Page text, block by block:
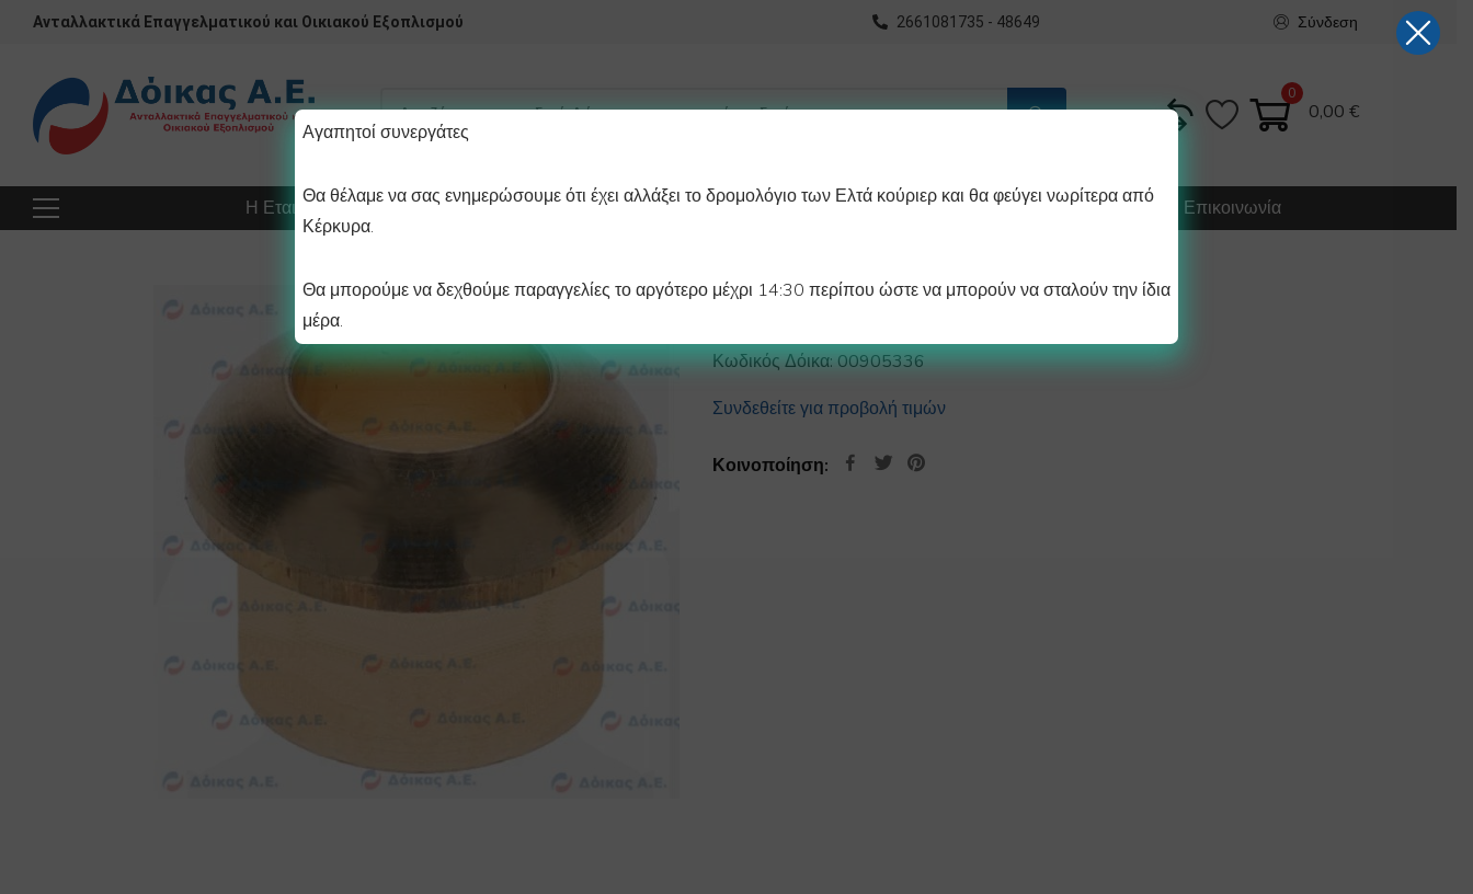
Ανταλλακτικά Επαγγελματικού και Οικιακού Εξοπλισμού 2661081735 - 48649 Σύνδεση
0
0,00€
Η Εταιρεία Προϊόντα Προχωρημένη Αναζήτηση Διαγράμματα Λάστιχα Ψυγείου Κατασκευή Οδηγίες Επικοινωνία
ΝΙΠΛ Φ12 mm
Κωδικός Δόικα:00905336
Συνδεθείτε για προβολή τιμών
Κοινοποίηση:
Αγαπητοί συνεργάτες
Θα θέλαμε να σας ενημερώσουμε ότι έχει αλλάξει το δρομολόγιο των Ελτά κούριερ και θα φεύγει νωρίτερα από
Κέρκυρα.
Θα μπορούμε να δεχθούμε παραγγελίες το αργότερο μέχρι 14:30 περίπου ώστε να μπορούν να σταλούν την ίδια
μέρα.